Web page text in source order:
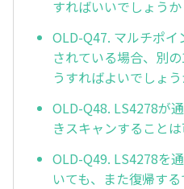
すればいいでしょうか
OLD-Q47. マルチポ
されている場合、別
うすればよいでしょう
OLD-Q48. LS4278が
きスキャンすること
OLD-Q49. LS4278を
いても、また復帰す